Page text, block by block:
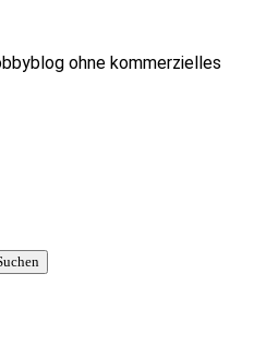
ohne kommerzielles